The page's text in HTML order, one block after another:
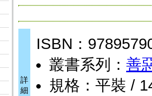
詳
細
ISBN：
叢書系列： 善
規格：平裝 /